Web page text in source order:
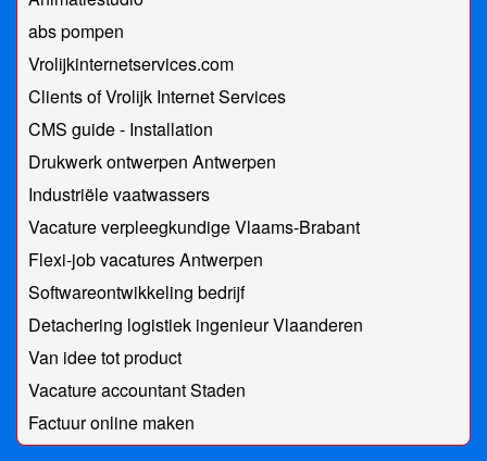
abs pompen
Vrolijkinternetservices.com
Clients of Vrolijk Internet Services
CMS guide - Installation
Drukwerk ontwerpen Antwerpen
Industriële vaatwassers
Vacature verpleegkundige Vlaams-Brabant
Flexi-job vacatures Antwerpen
Softwareontwikkeling bedrijf
Detachering logistiek ingenieur Vlaanderen
Van idee tot product
Vacature accountant Staden
Factuur online maken